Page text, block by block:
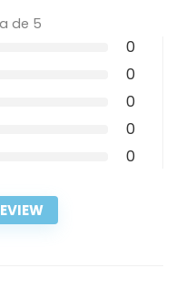
de 5
0
0
0
0
0